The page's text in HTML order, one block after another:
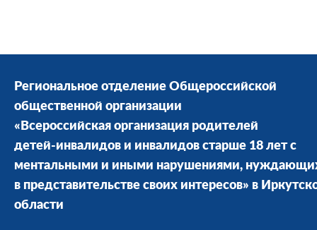
Региональное отделение Общероссийской
общественной организации
«Всероссийская организация родителей
детей-инвалидов и инвалидов старше 18 лет с
ментальными и иными нарушениями,
в представительстве своих интересов» в
области